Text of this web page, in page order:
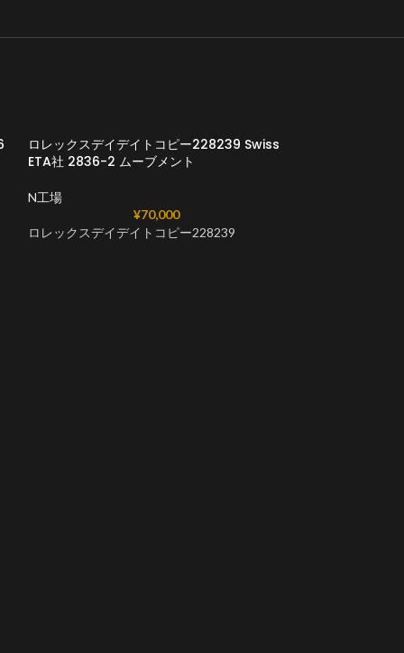
ロレックスデイデイトコピー228239 Swiss
ETA社 2836-2 ムーブメント
N工場
¥70,000
ロレックスデイデイトコピー228239